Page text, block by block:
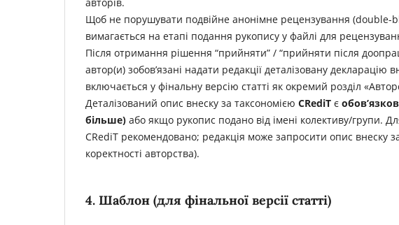
Щоб не порушувати подвійне анонімне рецензування (double-
вимагається на етапі подання рукопису у файлі для
Після отримання рішення “прийняти” / “прийняти після
автор(и) зобов’язані надати редакції деталізовану декларацію
включається у фінальну версію статті як окремий розділ
Деталізований опис внеску за таксономією CRediT є
більше) або якщо рукопис подано від імені колективу/групи.
CRediT рекомендовано; редакція може запросити опис внеску
коректності авторства).
4. Шаблон (для фінальної версії статті)